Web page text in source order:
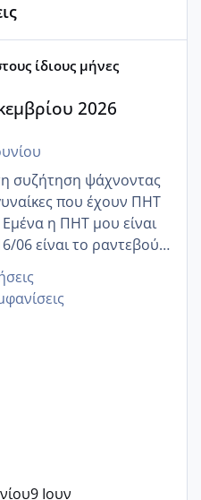
ίδιους μήνες
2026
συζήτηση ψάχνοντας
που έχουν ΠΗΤ
η ΠΗΤ μου είναι
06 είναι το ραντεβού
Έχω αρκετό
δεν φαίνεται να
9 Ιουν